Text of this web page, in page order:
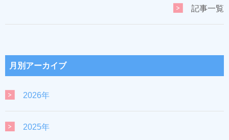
記事一覧
月別アーカイブ
2026年
2025年